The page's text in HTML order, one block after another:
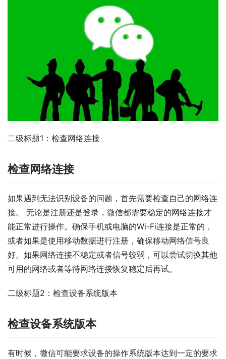
二级标题1：检查网络连接
检查网络连接
如果遇到无法识别设备的问题，首先需要检查自己的网络连
接。 无论是注册还是登录，微信都需要稳定的网络连接才
能正常进行操作。确保手机或电脑的Wi-Fi连接是正常的，
或者如果是使用移动数据进行注册，确保移动网络信号良
好。如果网络连接不稳定或者信号较弱，可以尝试切换其他
可用的网络或者等待网络连接恢复稳定后再试。
二级标题2：检查设备系统版本
检查设备系统版本
有时候，微信可能要求设备的操作系统版本达到一定的要求